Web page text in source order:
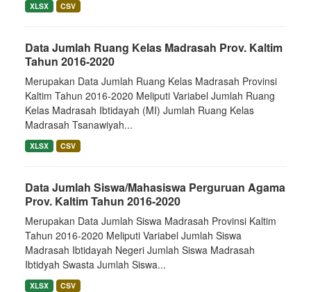
XLSX CSV
Data Jumlah Ruang Kelas Madrasah Prov. Kaltim
Tahun 2016-2020
Merupakan Data Jumlah Ruang Kelas Madrasah Provinsi
Kaltim Tahun 2016-2020 Meliputi Variabel Jumlah Ruang
Kelas Madrasah Ibtidayah (MI) Jumlah Ruang Kelas
Madrasah Tsanawiyah...
XLSX CSV
Data Jumlah Siswa/Mahasiswa Perguruan Agama
Prov. Kaltim Tahun 2016-2020
Merupakan Data Jumlah Siswa Madrasah Provinsi Kaltim
Tahun 2016-2020 Meliputi Variabel Jumlah Siswa
Madrasah Ibtidayah Negeri Jumlah Siswa Madrasah
Ibtidyah Swasta Jumlah Siswa...
XLSX CSV